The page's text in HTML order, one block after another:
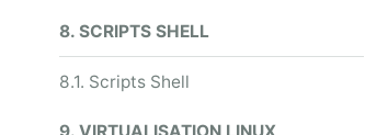
8. SCRIPTS SHELL
8.1. Scripts Shell